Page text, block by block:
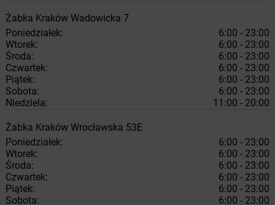
Żabka Kraków Wadowicka 7
Poniedziałek:
6:00 - 23:00
Wtorek:
6:00 - 23:00
Środa:
6:00 - 23:00
Czwartek:
6:00 - 23:00
Piątek:
6:00 - 23:00
Sobota:
6:00 - 23:00
Niedziela:
11:00 - 20:00
Żabka Kraków Wrocławska 53E
Poniedziałek:
6:00 - 23:00
Wtorek:
6:00 - 23:00
Środa:
6:00 - 23:00
Czwartek:
6:00 - 23:00
Piątek:
6:00 - 23:00
Sobota:
6:00 - 23:00